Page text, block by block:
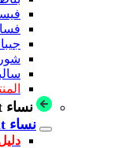
نساء Fit
نساء Fit